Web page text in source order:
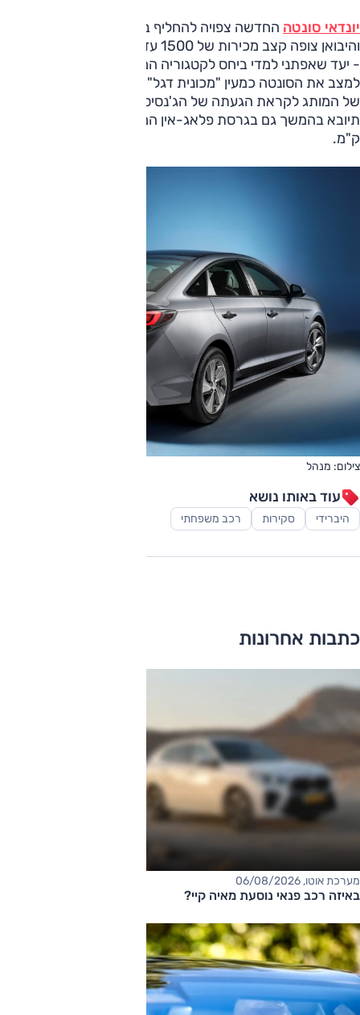
יונדאי סונטה
- יעד שאפתני למדי ביחס לקטגוריה המצטמצמת. ביונדאי
למצב את הסונטה כמעין "מכונית דגל" כדי ליצור בסיס למיתוג
של המותג לקראת הגעתה של הג'נסיס הגדולה. הסונטה
ק"מ.
צילום: מנהל
עוד באותו נושא
היברידי סקירות רכב משפחתי
כתבות אחרונות
מערכת אוטו, 06/08/2026
באיזה רכב פנאי נוסעת מאיה קיי?